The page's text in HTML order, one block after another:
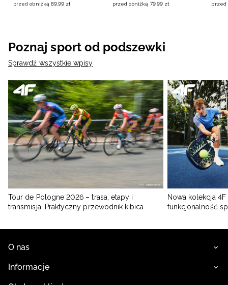
przed obniżką 89,99 zł
przed obniżką 79,99 zł
przed
Poznaj sport od podszewki
Sprawdź wszystkie wpisy
Tour de Pologne 2026 – trasa, etapy i
transmisja. Praktyczny przewodnik kibica
Nowa kolekcja
funkcjonalność
O nas
Informacje